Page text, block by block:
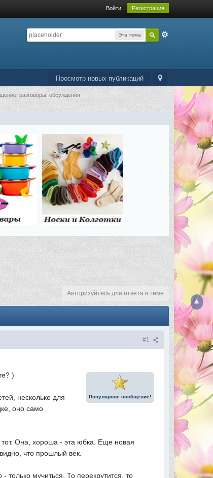
Войти Регистрация
Эта тема
Просмотр новых публикаций
разговоры, обсуждения
Авторизуйтесь для ответа в теме
#1
Популярное сообщение!
)
несколько для
оно само
Она, хороша - эта юбка. Еще новая
что прошлый век.
мучиться. То перекрутится, то